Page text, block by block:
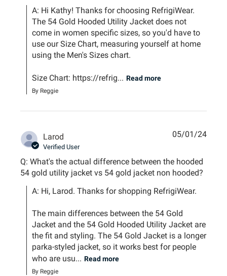
A: Hi Kathy! Thanks for choosing RefrigiWear.
The 54 Gold Hooded Utility Jacket does not
come in women specific sizes, so you'd have to
use our Size Chart, measuring yourself at home
using the Men's Sizes chart.
Size Chart: https://refrig... Read more
By Reggie
Larod
Verified User
Q: What's the actual difference between the hooded
54 gold utility jacket vs 54 gold jacket non hooded?
A: Hi, Larod. Thanks for shopping RefrigiWear.
The main differences between the 54 Gold
Jacket and the 54 Gold Hooded Utility Jacket are
the fit and styling. The 54 Gold Jacket is a longer
parka-styled jacket, so it works best for people
who are usu... Read more
By Reggie
05/01/24